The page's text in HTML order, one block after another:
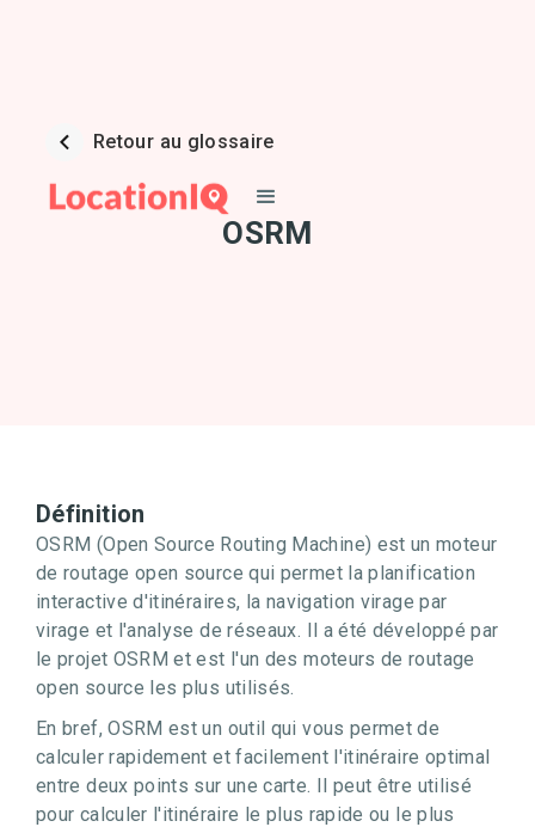
Retour au glossaire
OSRM
Définition
OSRM (Open Source Routing Machine) est un moteur
de routage open source qui permet la planification
interactive d'itinéraires, la navigation virage par
virage et l'analyse de réseaux. Il a été développé par
le projet OSRM et est l'un des moteurs de routage
open source les plus utilisés.
En bref, OSRM est un outil qui vous permet de
calculer rapidement et facilement l'itinéraire optimal
entre deux points sur une carte. Il peut être utilisé
pour calculer l'itinéraire le plus rapide ou le plus